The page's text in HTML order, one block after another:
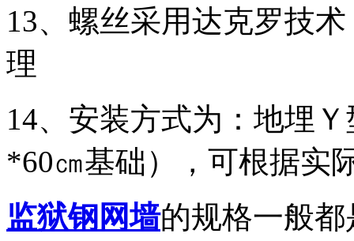
13、螺丝采用达克罗技
理
14、安装方式为：地埋
*60㎝基础），可根据实
监狱钢网墙的规格一般